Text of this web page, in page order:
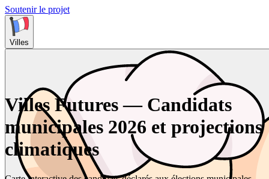
Soutenir le projet
Villes
Villes Futures — Candidats
municipales 2026 et projections
climatiques